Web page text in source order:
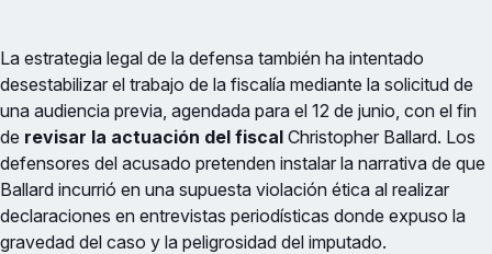
La estrategia legal de la defensa también ha intentado
desestabilizar el trabajo de la fiscalía mediante la solicitud de
una audiencia previa, agendada para el 12 de junio, con el fin
de revisar la actuación del fiscal Christopher Ballard. Los
defensores del acusado pretenden instalar la narrativa de que
Ballard incurrió en una supuesta violación ética al realizar
declaraciones en entrevistas periodísticas donde expuso la
gravedad del caso y la peligrosidad del imputado.